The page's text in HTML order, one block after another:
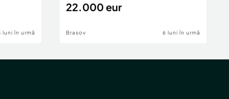
luni în urmă
22.000 eur
Brasov 6 luni în urmă